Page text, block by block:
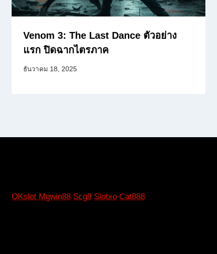
Venom 3: The Last Dance ตัวอย่าง
แรก ปิดฉากไตรภาค
ธันวาคม 18, 2025
OKslot Mgwin88 Scg9 Slotxo Cat888